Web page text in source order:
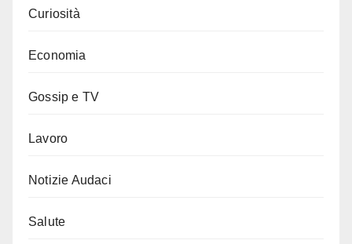
Curiosità
Economia
Gossip e TV
Lavoro
Notizie Audaci
Salute